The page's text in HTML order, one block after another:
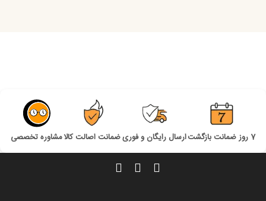
7 روز ضمانت بازگشت ارسال رایگان و فوریضمانت اصالت کالامشاوره تخصصی